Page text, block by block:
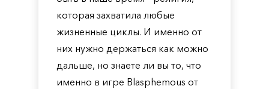
которая захватила любые
жизненные циклы. И именно от
них нужно держаться как можно
дальше, но знаете ли вы то, что
именно в игре Blasphemous от